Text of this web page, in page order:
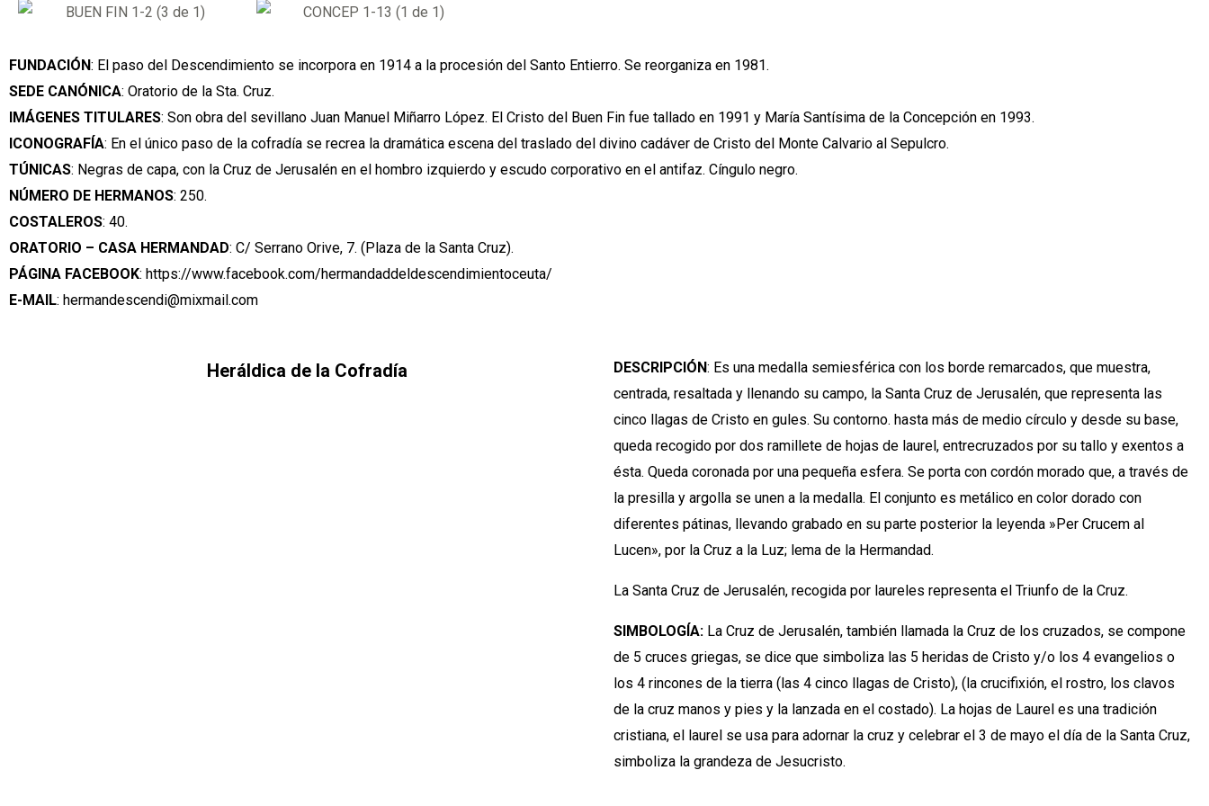
FUNDACIÓN: El paso del Descendimiento se incorpora en 1914 a la procesión del Santo Entierro. Se reorganiza en 1981.
SEDE CANÓNICA: Oratorio de la Sta. Cruz.
IMÁGENES TITULARES: Son obra del sevillano Juan Manuel Miñarro López. El Cristo del Buen Fin fue tallado en 1991 y María Santísima de la Concepción en 1993.
ICONOGRAFÍA: En el único paso de la cofradía se recrea la dramática escena del traslado del divino cadáver de Cristo del Monte Calvario al Sepulcro.
TÚNICAS: Negras de capa, con la Cruz de Jerusalén en el hombro izquierdo y escudo corporativo en el antifaz. Cíngulo negro.
NÚMERO DE HERMANOS: 250.
COSTALEROS: 40.
ORATORIO – CASA HERMANDAD: C/ Serrano Orive, 7. (Plaza de la Santa Cruz).
PÁGINA FACEBOOK: https://www.facebook.com/hermandaddeldescendimientoceuta/
E-MAIL: hermandescendi@mixmail.com
Heráldica de la Cofradía DESCRIPCIÓN: Es una medalla semiesférica con los borde remarcados, que muestra,
centrada, resaltada y llenando su campo, la Santa Cruz de Jerusalén, que representa las
cinco llagas de Cristo en gules. Su contorno. hasta más de medio círculo y desde su base,
queda recogido por dos ramillete de hojas de laurel, entrecruzados por su tallo y exentos a
ésta. Queda coronada por una pequeña esfera. Se porta con cordón morado que, a través de
la presilla y argolla se unen a la medalla. El conjunto es metálico en color dorado con
diferentes pátinas, llevando grabado en su parte posterior la leyenda »Per Crucem al
Lucen», por la Cruz a la Luz; lema de la Hermandad.
La Santa Cruz de Jerusalén, recogida por laureles representa el Triunfo de la Cruz.
SIMBOLOGÍA: La Cruz de Jerusalén, también llamada la Cruz de los cruzados, se compone
de 5 cruces griegas, se dice que simboliza las 5 heridas de Cristo y/o los 4 evangelios o
los 4 rincones de la tierra (las 4 cinco llagas de Cristo), (la crucifixión, el rostro, los clavos
de la cruz manos y pies y la lanzada en el costado). La hojas de Laurel es una tradición
cristiana, el laurel se usa para adornar la cruz y celebrar el 3 de mayo el día de la Santa Cruz,
simboliza la grandeza de Jesucristo.